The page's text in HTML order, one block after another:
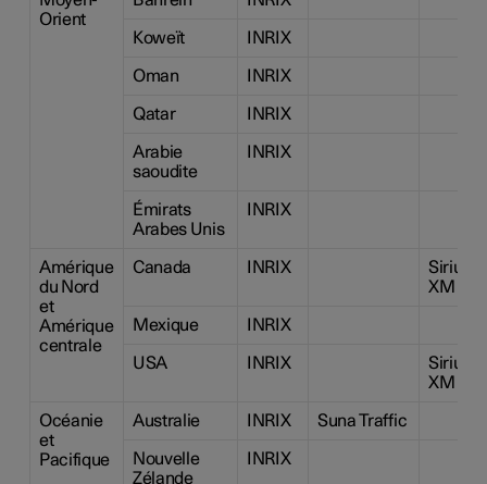
Orient
Koweït INRIX
Oman INRIX
Qatar INRIX
Arabie
saoudite
INRIX
Émirats
Arabes Unis
INRIX
Amérique
du Nord
et
Amérique
centrale
Canada INRIX
Sirius
XM
Mexique INRIX
USA INRIX
Sirius
XM
Océanie
et
Pacifique
Australie INRIX Suna Traffic
Nouvelle
Zélande
INRIX